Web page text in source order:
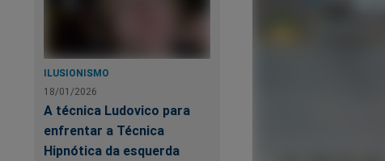
ILUSIONISMO
18/01/2026
A técnica Ludovico para
enfrentar a Técnica
Hipnótica da esquerda